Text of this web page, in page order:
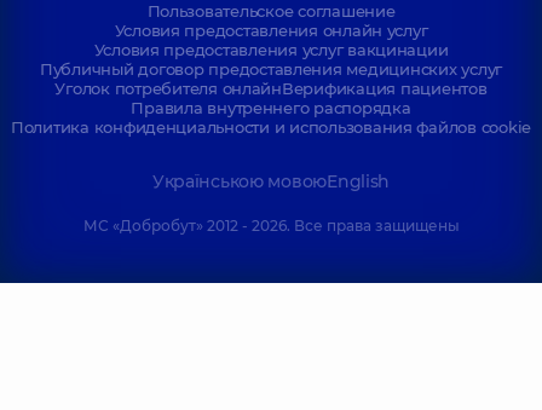
Пользовательское соглашение
Условия предоставления онлайн услуг
Условия предоставления услуг вакцинации
Публичный договор предоставления медицинских услуг
Уголок потребителя онлайнВерификация пациентов
Правила внутреннего распорядка
Политика конфиденциальности и использования файлов cookie
Українською мовоюEnglish
МС «Добробут» 2012 - 2026. Все права защищены